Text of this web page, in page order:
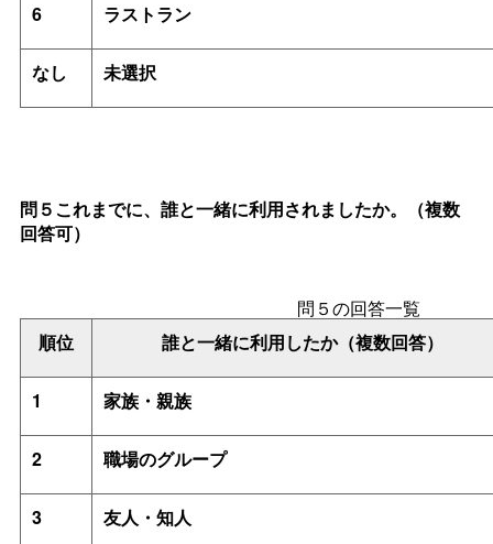
6 ラストラン
なし 未選択
問５これまでに、誰と一緒に利用されましたか。（複数
回答可）
順位 誰と一緒に利用したか（複数回答）
問５の回答一覧
1 家族・親族
2 職場のグループ
3 友人・知人